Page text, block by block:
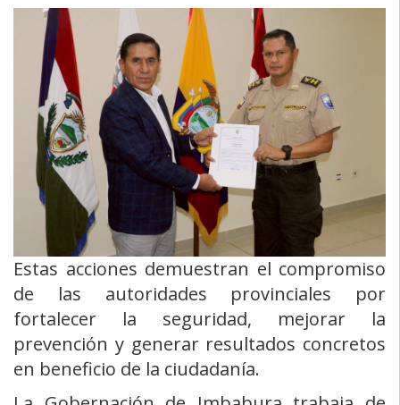
Estas acciones demuestran el compromiso
de las autoridades provinciales por
fortalecer la seguridad, mejorar la
prevención y generar resultados concretos
en beneficio de la ciudadanía.